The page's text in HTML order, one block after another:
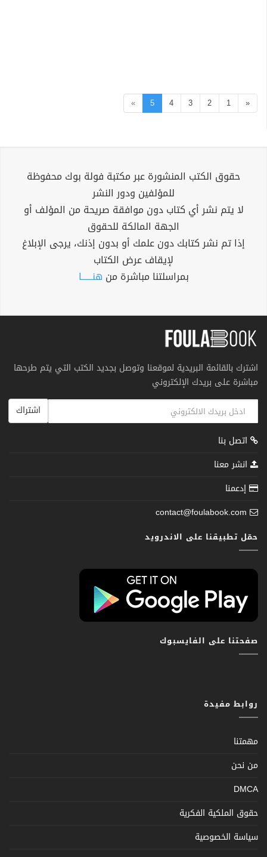
«
1
2
3
4
5
»
حقوق الكتب المنشورة عبر مكتبة فولة بوك محفوظة
للمؤلفين ودور النشر
لا يتم نشر أي كتاب دون موافقة صريحة من المؤلف أو
الجهة المالكة للحقوق
إذا تم نشر كتابك دون علمك أو بدون إذنك، يرجى الإبلاغ
لإيقاف عرض الكتاب
بمراسلتنا مباشرة من هنــــــا
اشترك بالقائمة البريدية لموقعنا وتوصل بجديد الكتب التي يتم طرحها
مباشرة على بريدك الإلكتروني
اشتراك
اتصل بنا
انشر معنا
إدعمنا
contact@foulabook.com
حمّل تطبيقنا على الاندرويد
صفحتنا على الفايسبوك
روابط مفيدة
مهمتنا
من نحن
DMCA
حقوق الملكية الفكرية
سياسة الخصوصية